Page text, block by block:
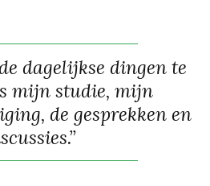
dagelijkse dingen te
mijn studie, mijn
de gesprekken en